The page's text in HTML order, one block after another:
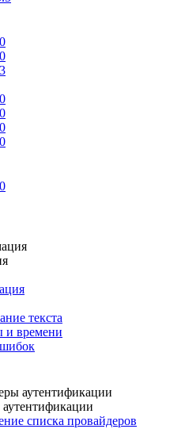
текста
и времени
аутентификации
списка провайдеров